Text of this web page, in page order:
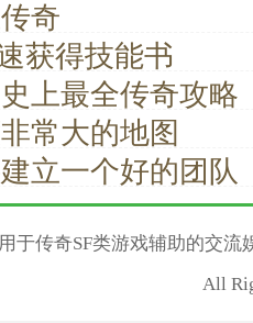
奇
获得技能书
上最全传奇攻略
常大的地图
立一个好的团队
于传奇SF类游戏辅助的交
All